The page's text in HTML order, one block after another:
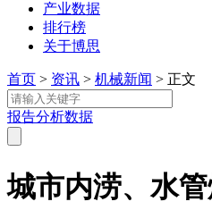
产业数据
排行榜
关于博思
首页 > 资讯 > 机械新闻 > 正文
报告分析数据
城市内涝、水